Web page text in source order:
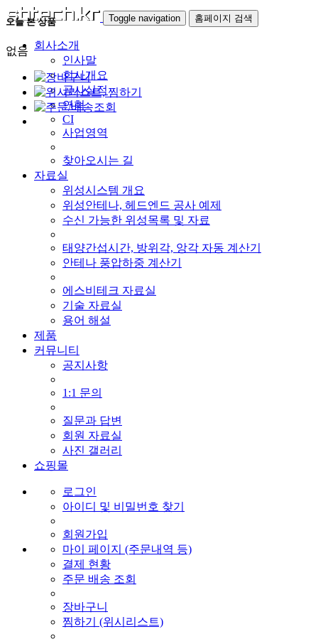
Toggle navigation 홈페이지 검색
회사소개
인사말
회사개요
공사실적
연혁
CI
사업영역
찾아오시는 길
자료실
위성시스템 개요
위성안테나, 헤드엔드 공사 예제
수신 가능한 위성목록 및 자료
태양간섭시간, 방위각, 앙각 자동 계산기
안테나 풍압하중 계산기
에스비테크 자료실
기술 자료실
용어 해설
제품
커뮤니티
공지사항
1:1 문의
질문과 답변
회원 자료실
사진 갤러리
쇼핑몰
로그인
아이디 및 비밀번호 찾기
회원가입
마이 페이지 (주문내역 등)
결제 현황
주문 배송 조회
장바구니
찜하기 (위시리스트)
오늘 본 상품
없음